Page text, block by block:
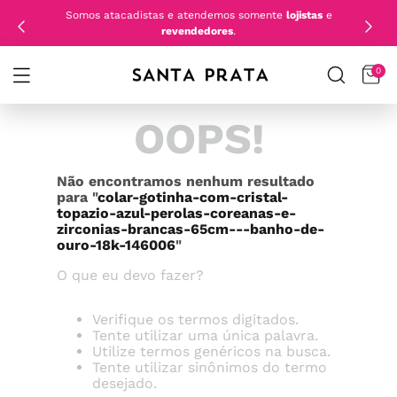
Somos atacadistas e atendemos somente lojistase
revendedores.
0
OOPS!
Não encontramos nenhum resultado
para "colar-gotinha-com-cristal-
topazio-azul-perolas-coreanas-e-
zirconias-brancas-65cm---banho-de-
ouro-18k-146006"
O que eu devo fazer?
Verifique os termos digitados.
Tente utilizar uma única palavra.
Utilize termos genéricos na busca.
Tente utilizar sinônimos do termo
desejado.